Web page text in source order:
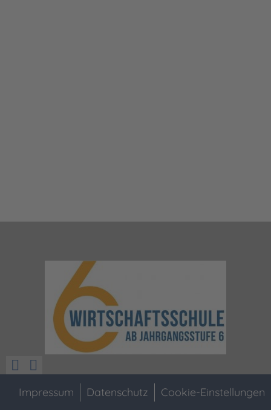
Impressum Datenschutz Cookie-Einstellungen